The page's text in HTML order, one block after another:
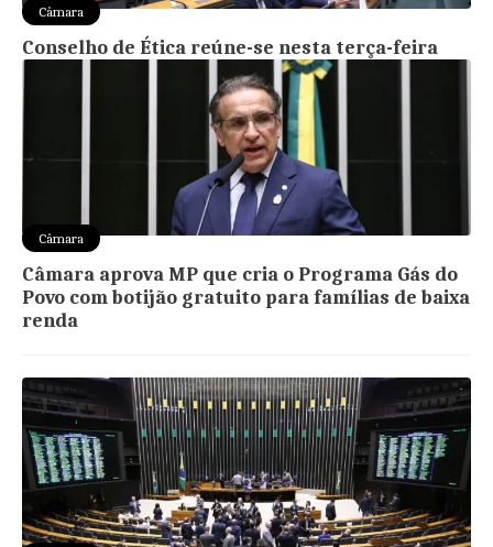
Câmara
Conselho de Ética reúne-se nesta terça-feira
Câmara
Câmara aprova MP que cria o Programa Gás do
Povo com botijão gratuito para famílias de baixa
renda